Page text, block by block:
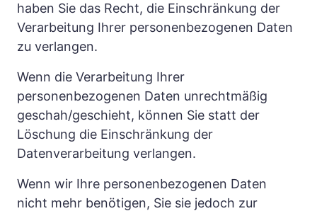
haben Sie das Recht, die Einschränkung der
Verarbeitung Ihrer personenbezogenen Daten
zu verlangen.
Wenn die Verarbeitung Ihrer
personenbezogenen Daten unrechtmäßig
geschah/geschieht, können Sie statt der
Löschung die Einschränkung der
Datenverarbeitung verlangen.
Wenn wir Ihre personenbezogenen Daten
nicht mehr benötigen, Sie sie jedoch zur